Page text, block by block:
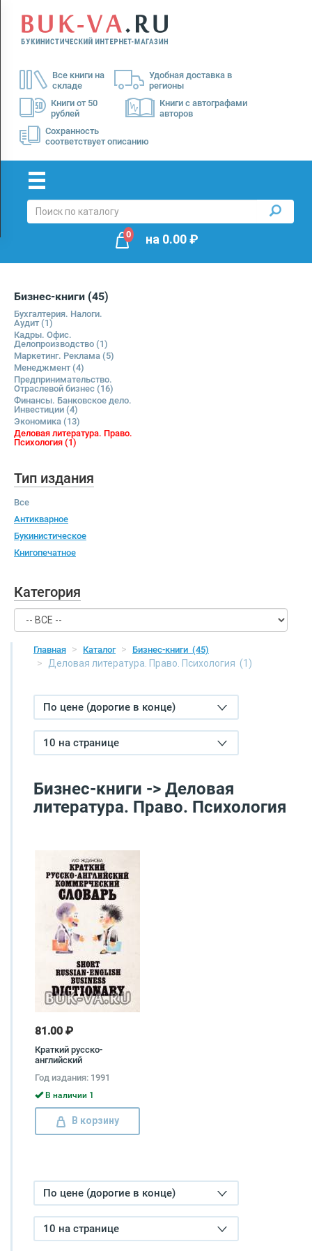
Все книги на
складе
Удобная доставка в
регионы
Книги от 50
рублей
Книги с автографами
авторов
Сохранность
соответствует описанию
Menu
Доставка
Оплата
0 на 0.00₽
Бизнес-книги (45)
Бухгалтерия. Налоги.
Аудит(1)
Кадры. Офис.
Делопроизводство (1)
Маркетинг. Реклама (5)
Менеджмент(4)
Предпринимательство.
Отраслевой бизнес (16)
Финансы. Банковское дело.
Инвестиции (4)
Экономика (13)
Деловая литература. Право.
Психология (1)
Тип издания
Все
Антикварное
Букинистическое
Книгопечатное
Категория
Главная Каталог Бизнес-книги (45)
Деловая литература. Право. Психология (1)
По цене (дорогие в конце)
10 на странице
Бизнес-книги -> Деловая
литература. Право. Психология
81.00 ₽
Краткий русско-
английский
Short Russian-English
Business Dictionary
Год издания: 1991
В наличии 1
В корзину
По цене (дорогие в конце)
10 на странице